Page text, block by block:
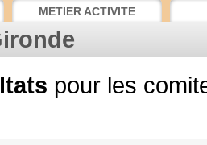
METIER ACTIVITE
pour les